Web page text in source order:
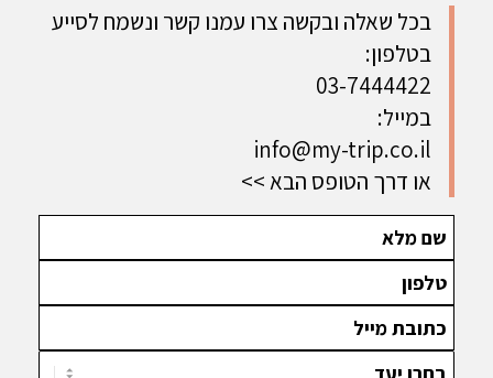
מלא - ניתן
להזמנה
כטיול פרטי
ההרים
המרשימים,
בג'ונגל
האמזוני ועוד
אדריכלות
מגוונת
בכל שאלה ובקשה צרו עמנו קשר ונשמח לסייע
בטלפון:
03-7444422
במייל:
info@my-trip.co.il
או דרך הטופס הבא >>